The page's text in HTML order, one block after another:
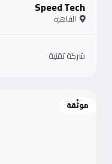
Speed Tech
القاهرة
شركة تقنية
موثّقة